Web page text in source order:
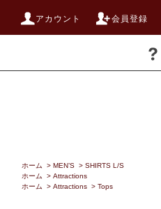
アカウント 会員登録
ホーム > MEN’S > SHIRTS L/S
ホーム
> Attractions
ホーム
> Attractions > Tops